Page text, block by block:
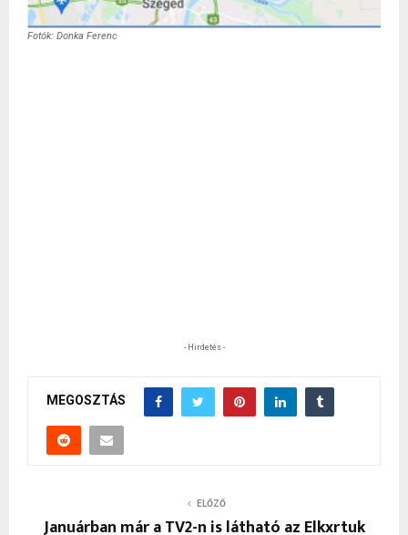
Fotók: Donka Ferenc
- Hirdetés -
MEGOSZTÁS
ELŐZŐ
Januárban már a TV2-n is látható az Elkxrtuk